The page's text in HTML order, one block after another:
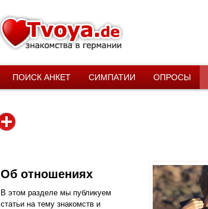
ПОИСК АНКЕТ СИМПАТИИ ОПРОСЫ
Об отношениях
В этом разделе мы публикуем
статьи на тему знакомств и